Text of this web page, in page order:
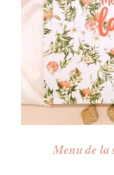
Menu de la